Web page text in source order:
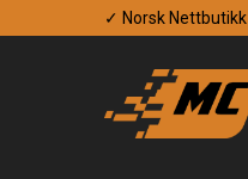
✓ Norsk Nettbutikk